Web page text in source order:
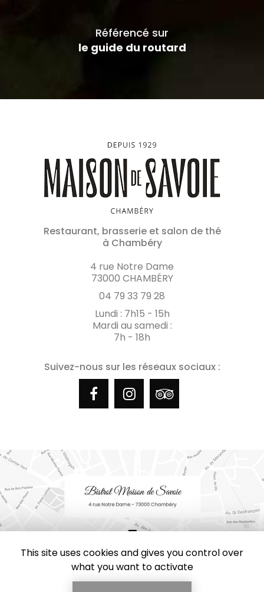
Référencé sur
le guide du routard
Restaurant, brasserie et salon de thé
à Chambéry
4 rue Notre Dame
73000 CHAMBÉRY
04 79 33 79 28
Lundi : 7h15 - 15h
Mardi au samedi :
7h - 18h
Suivez-nous sur les réseaux sociaux :
This site uses cookies and gives you control over
what you want to activate